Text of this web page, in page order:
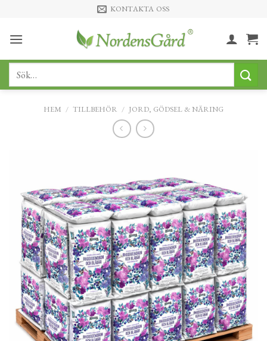
content
KONTAKTA OSS
Sök
HEM / TILLBEHÖR / JORD, GÖDSEL & NÄRING